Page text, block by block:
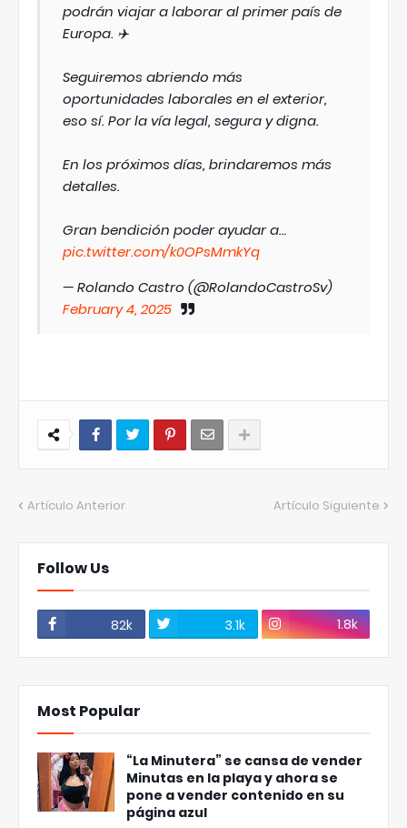
podrán viajar a laborar al primer país de
Europa. ✈️
Seguiremos abriendo más
oportunidades laborales en el exterior,
eso sí. Por la vía legal, segura y digna.
En los próximos días, brindaremos más
detalles.
Gran bendición poder ayudar a…
pic.twitter.com/k0OPsMmkYq
— Rolando Castro (@RolandoCastroSv)
February 4, 2025
Artículo Anterior Artículo Siguiente
Follow Us
82k 3.1k 1.8k
Most Popular
“La Minutera” se cansa de vender
Minutas en la playa y ahora se
pone a vender contenido en su
página azul